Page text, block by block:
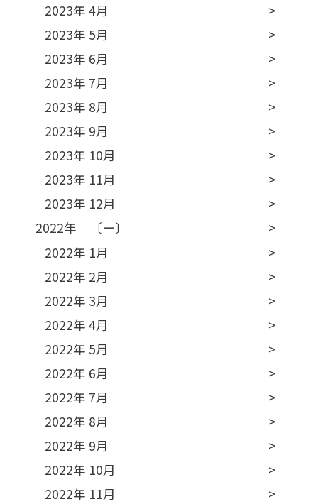
2023年 4月
2023年 5月
2023年 6月
2023年 7月
2023年 8月
2023年 9月
2023年 10月
2023年 11月
2023年 12月
2022年 〔ー〕
2022年 1月
2022年 2月
2022年 3月
2022年 4月
2022年 5月
2022年 6月
2022年 7月
2022年 8月
2022年 9月
2022年 10月
2022年 11月